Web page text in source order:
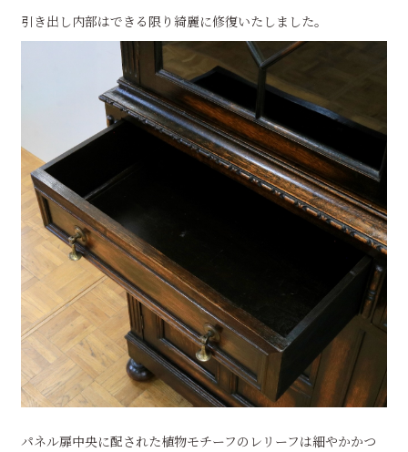
引き出し内部はできる限り綺麗に修復いたしました。
パネル扉中央に配された植物モチーフのレリーフは細やかかつ